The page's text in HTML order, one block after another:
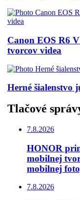
Canon EOS R6
tvorcov videa
Herné šialenstvo
Tlačové
7.8.2026
HONOR
mobilnej
mobilnej
7.8.2026